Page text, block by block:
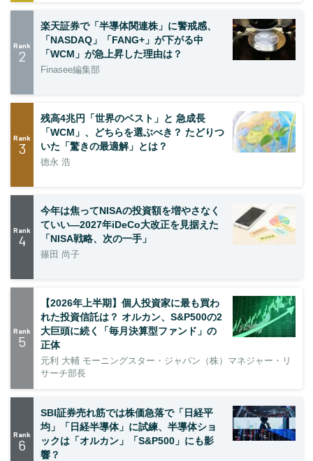
Rank
2
楽天証券で「半導体関連株」に警戒感、
「NASDAQ」「FANG+」が下がる中
「WCM」が急上昇した理由は？
Finasee編集部
Rank
3
残高4兆円「世界のベスト」と 急成長
「WCM」、どちらを選ぶべき？ たどりつ
いた「驚きの最適解」とは？
徳永 浩
Rank
4
今年は焦ってNISAの投資額を増やさなく
ていい―2027年iDeCo大改正を見据えた
「NISA戦略、次の一手」
篠田 尚子
Rank
5
【2026年上半期】個人投資家に最も買わ
れた投資信託は？ オルカン、S&P500の2
大巨頭に続く「毎月決算型ファンド」の
正体
元利 大輔 モーニングスター・ジャパン（株）マネジャー・リ
サーチ部長
Rank
6
SBI証券売れ筋では株価急落で「日経平
均」「日経半導体」に試練、半導体ショ
ックは「オルカン」「S&P500」にも影
響？